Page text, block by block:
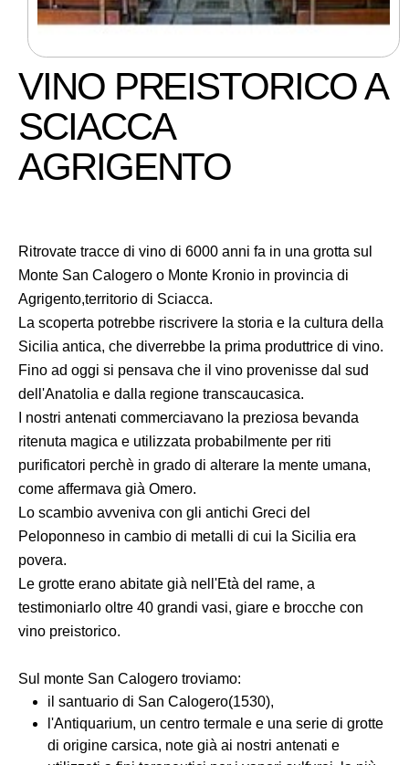
VINO PREISTORICO A
SCIACCA
AGRIGENTO
Ritrovate tracce di vino di 6000 anni fa in una grotta sul
Monte San Calogero o Monte Kronio in provincia di
Agrigento,territorio di Sciacca.
La scoperta potrebbe riscrivere la storia e la cultura della
Sicilia antica, che diverrebbe la prima produttrice di vino.
Fino ad oggi si pensava che il vino provenisse dal sud
dell'Anatolia e dalla regione transcaucasica.
I nostri antenati commerciavano la preziosa bevanda
ritenuta magica e utilizzata probabilmente per riti
purificatori perchè in grado di alterare la mente umana,
come affermava già Omero.
Lo scambio avveniva con gli antichi Greci del
Peloponneso in cambio di metalli di cui la Sicilia era
povera.
Le grotte erano abitate già nell'Età del rame, a
testimoniarlo oltre 40 grandi vasi, giare e brocche con
vino preistorico.
Sul monte San Calogero troviamo:
il santuario di San Calogero(1530),
l'Antiquarium, un centro termale e una serie di grotte
di origine carsica, note già ai nostri antenati e